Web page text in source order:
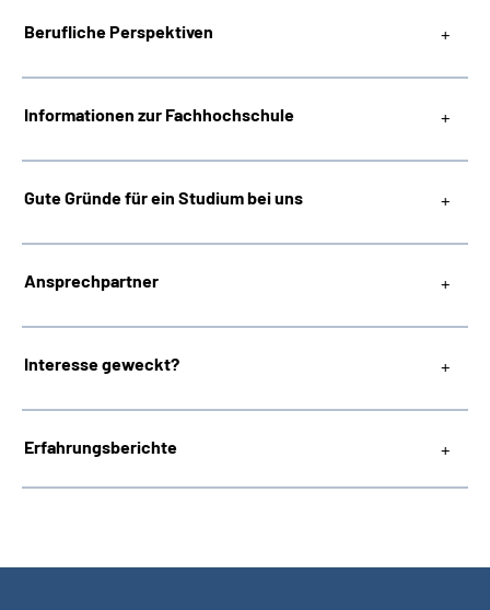
Berufliche Perspektiven
Informationen zur Fachhochschule
Gute Gründe für ein Studium bei uns
Ansprechpartner
Interesse geweckt?
Erfahrungsberichte